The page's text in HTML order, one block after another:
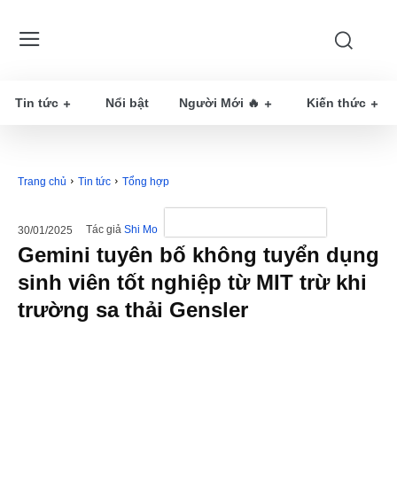
Tin tức Nổi bật Người Mới 🔥 Kiến thức
Trang chủ Tin tức Tổng hợp
30/01/2025 Tác giả Shi Mo
Gemini tuyên bố không tuyển dụng
sinh viên tốt nghiệp từ MIT trừ khi
trường sa thải Gensler